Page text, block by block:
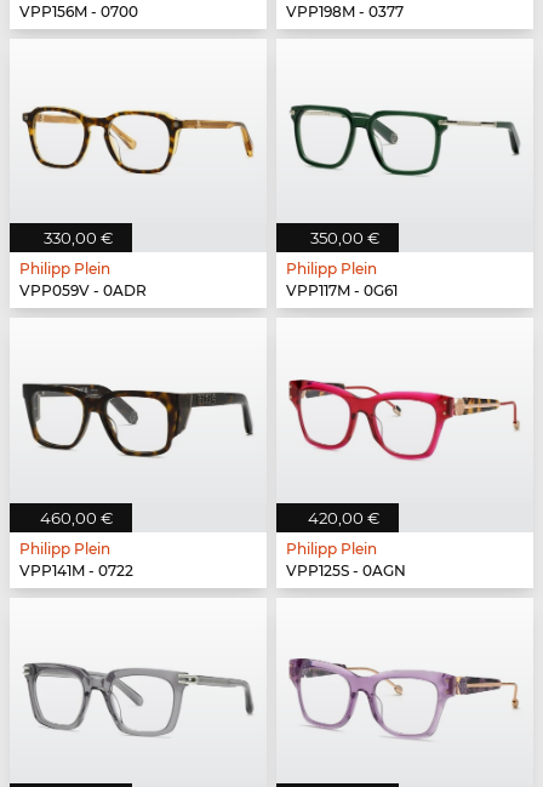
VPP156M - 0700
VPP198M - 0377
330,00 €
Philipp Plein
VPP059V - 0ADR
350,00 €
Philipp Plein
VPP117M - 0G61
460,00 €
Philipp Plein
VPP141M - 0722
420,00 €
Philipp Plein
VPP125S - 0AGN